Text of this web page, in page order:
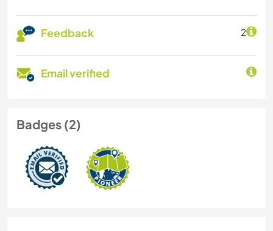
Feedback 2
Email verified
Badges (2)